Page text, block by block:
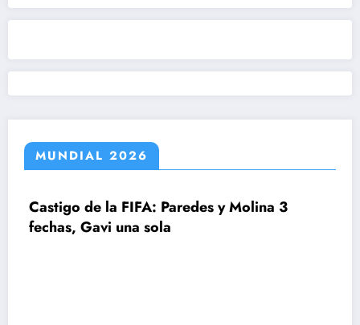
MUNDIAL 2026
de la FIFA: Paredes y Molina 3
una sola